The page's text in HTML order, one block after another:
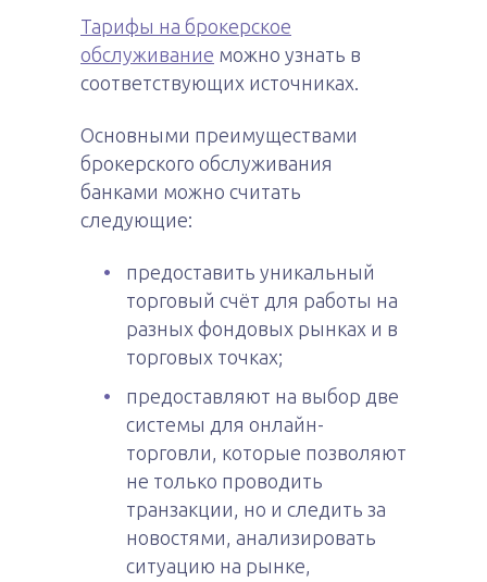
Тарифы на брокерское
обслуживание можно узнать в
соответствующих источниках.
Основными преимуществами
брокерского обслуживания
банками можно считать
следующие:
предоставить уникальный
торговый счёт для работы на
разных фондовых рынках и в
торговых точках;
предоставляют на выбор две
системы для онлайн-
торговли, которые позволяют
не только проводить
транзакции, но и следить за
новостями, анализировать
ситуацию на рынке,